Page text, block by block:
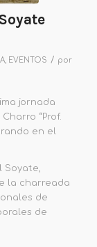
, EVENTOS / por
jornada
“Prof.
en el
Soyate,
la charreada
de
de